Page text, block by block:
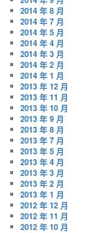
2014 年 8 月
2014 年 7 月
2014 年 5 月
2014 年 4 月
2014 年 3 月
2014 年 2 月
2014 年 1 月
2013 年 12 月
2013 年 11 月
2013 年 10 月
2013 年 9 月
2013 年 8 月
2013 年 7 月
2013 年 5 月
2013 年 4 月
2013 年 3 月
2013 年 2 月
2013 年 1 月
2012 年 12 月
2012 年 11 月
2012 年 10 月